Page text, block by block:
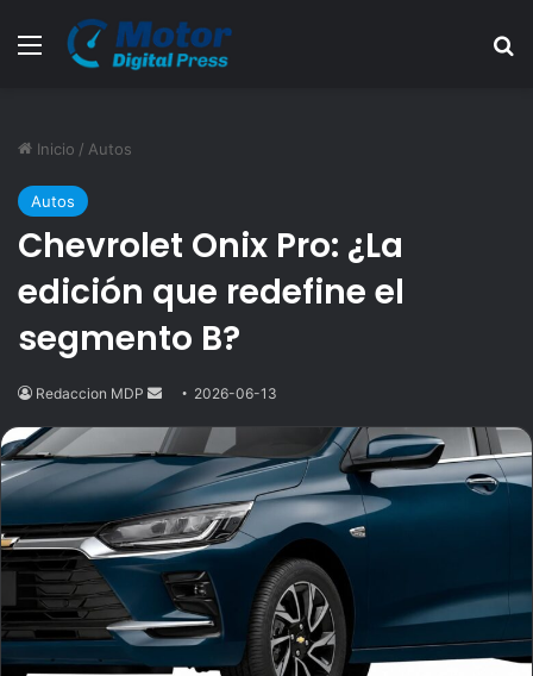
Menú
Inicio / Autos
Autos
Chevrolet Onix Pro: ¿La
edición que redefine el
segmento B?
Redaccion MDP
Send
email
2026-06-13